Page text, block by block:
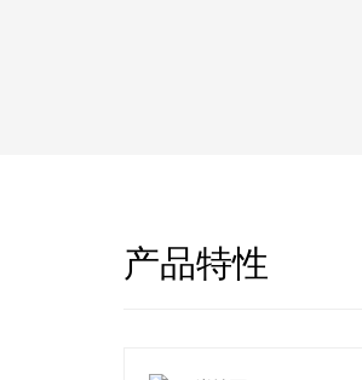
产品特性